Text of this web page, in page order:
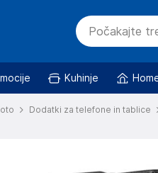
Kuhinje
Dodatki za telefone in tablice